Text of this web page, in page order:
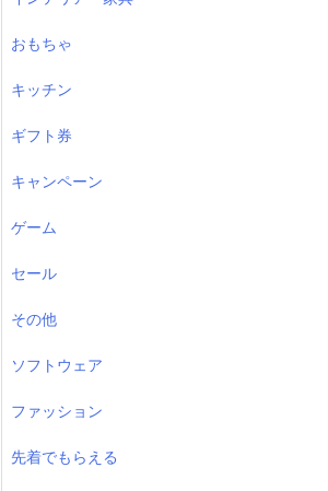
おもちゃ
キッチン
ギフト券
キャンペーン
ゲーム
セール
その他
ソフトウェア
ファッション
先着でもらえる